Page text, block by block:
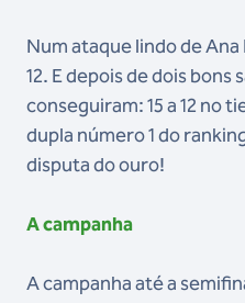
Num ataque lindo de Ana
12. E depois de dois bons
conseguiram: 15 a 12 no
dupla número 1 do
disputa do ouro!
A campanha
A campanha até a